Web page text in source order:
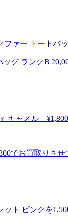
グ ランクB
お買取りさせ